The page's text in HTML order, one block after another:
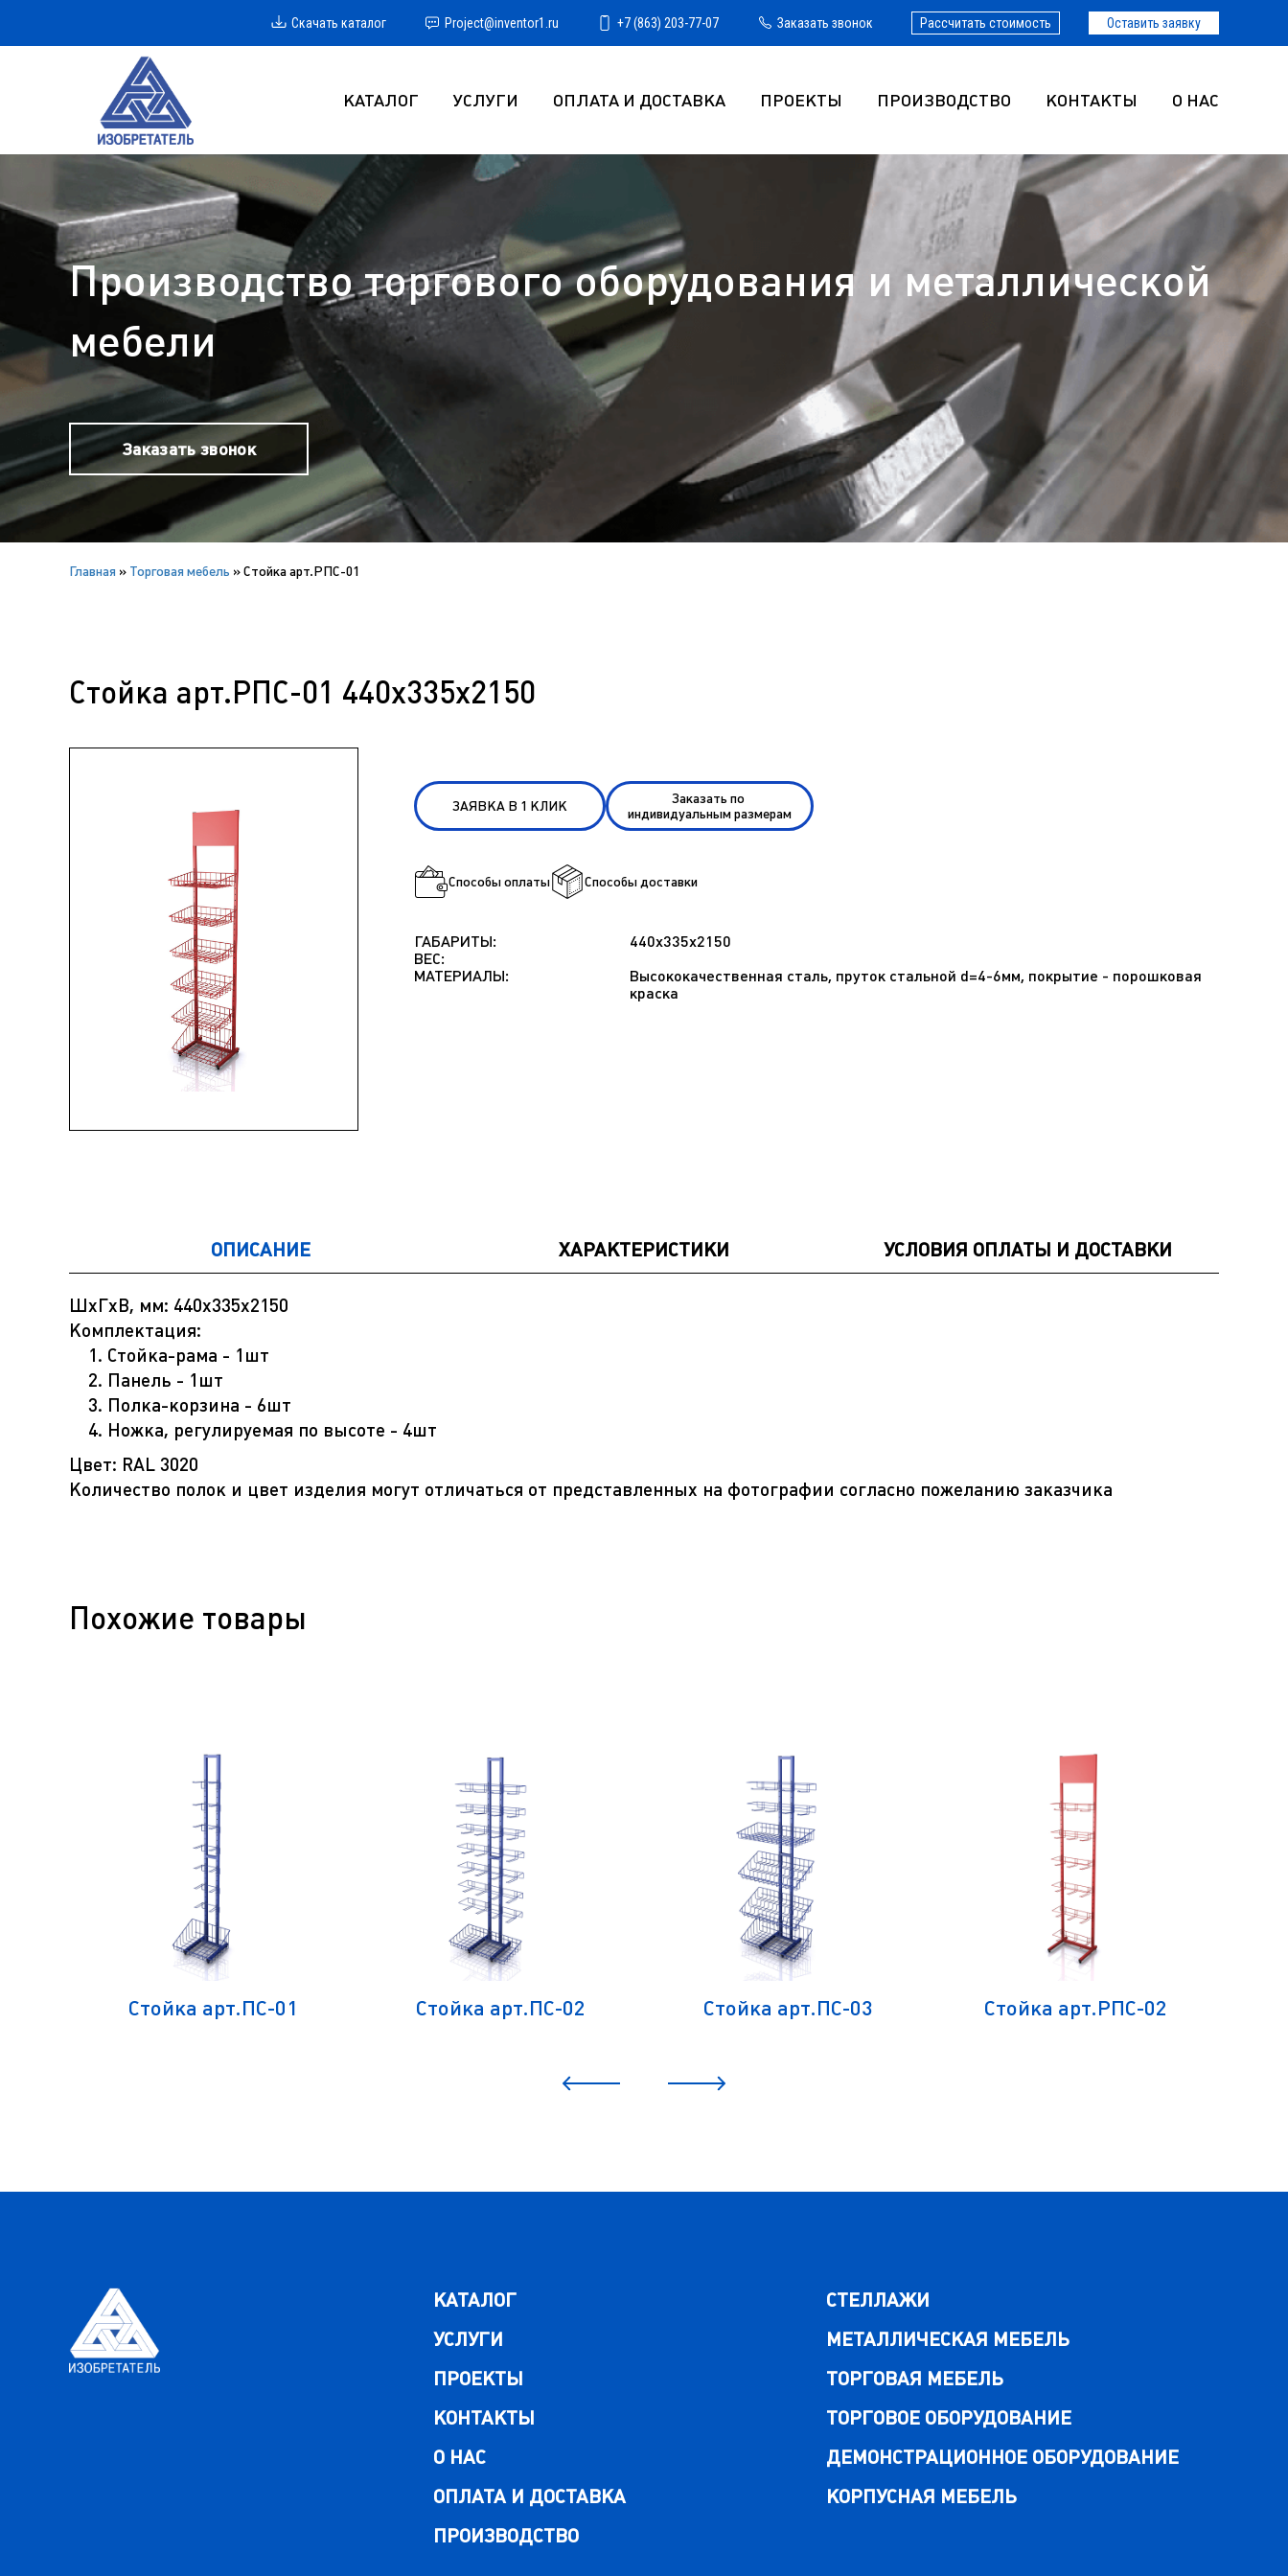
Скачать каталог Project@inventor1.ru +7 (863) 203-77-07 Заказать звонок Рассчитать стоимость Оставить заявку
КАТАЛОГ УСЛУГИ ОПЛАТА И ДОСТАВКА ПРОЕКТЫ ПРОИЗВОДСТВО КОНТАКТЫ О НАС
Производство торгового оборудования и металлической
мебели
Заказать звонок
Главная » Торговая мебель »Стойка арт.РПС-01
Стойка арт.РПС-01 440х335х2150
ЗАЯВКА В 1 КЛИК
Заказать по
индивидуальным размерам
Способы оплаты Способы доставки
ГАБАРИТЫ:
440х335х2150
ВЕС:
МАТЕРИАЛЫ:
Высококачественная сталь, пруток стальной d=4-6мм, покрытие - порошковая
краска
ОПИСАНИЕ ХАРАКТЕРИСТИКИ УСЛОВИЯ ОПЛАТЫ И ДОСТАВКИ
ШхГхВ, мм: 440х335х2150
Комплектация:
Стойка-рама - 1шт
Панель - 1шт
Полка-корзина - 6шт
Ножка, регулируемая по высоте - 4шт
Цвет: RAL 3020
Количество полок и цвет изделия могут отличаться от представленных на фотографии согласно пожеланию заказчика
Похожие товары
Стойка арт.ПС-01 Стойка арт.ПС-02 Стойка арт.ПС-03 Стойка арт.РПС-02
КАТАЛОГ
УСЛУГИ
ПРОЕКТЫ
КОНТАКТЫ
О НАС
ОПЛАТА И ДОСТАВКА
ПРОИЗВОДСТВО
СТЕЛЛАЖИ
МЕТАЛЛИЧЕСКАЯ МЕБЕЛЬ
ТОРГОВАЯ МЕБЕЛЬ
ТОРГОВОЕ ОБОРУДОВАНИЕ
ДЕМОНСТРАЦИОННОЕ ОБОРУДОВАНИЕ
КОРПУСНАЯ МЕБЕЛЬ